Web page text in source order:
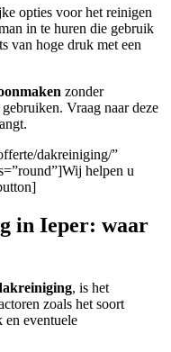
opties voor het reinigen
in te huren die gebruik
van hoge druk met een
zonder
Vraag naar deze
dakreiniging/”
helpen u
in Ieper: waar
, is het
zoals het soort
en eventuele